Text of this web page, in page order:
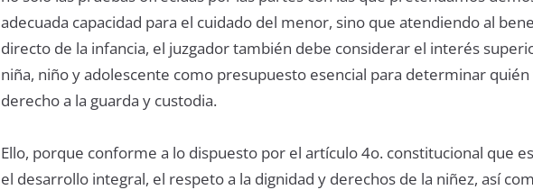
adecuada capacidad para el cuidado del menor, sino que atendiendo al
directo de la infancia, el juzgador también debe considerar el interés
niña, niño y adolescente como presupuesto esencial para determinar
derecho a la guarda y custodia.
Ello, porque conforme a lo dispuesto por el artículo 4o. constitucional que
el desarrollo integral, el respeto a la dignidad y derechos de la niñez, así